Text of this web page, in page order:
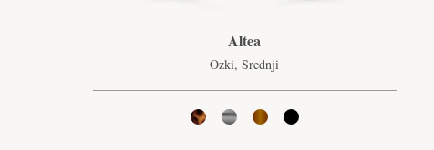
Altea
Ozki, Srednji